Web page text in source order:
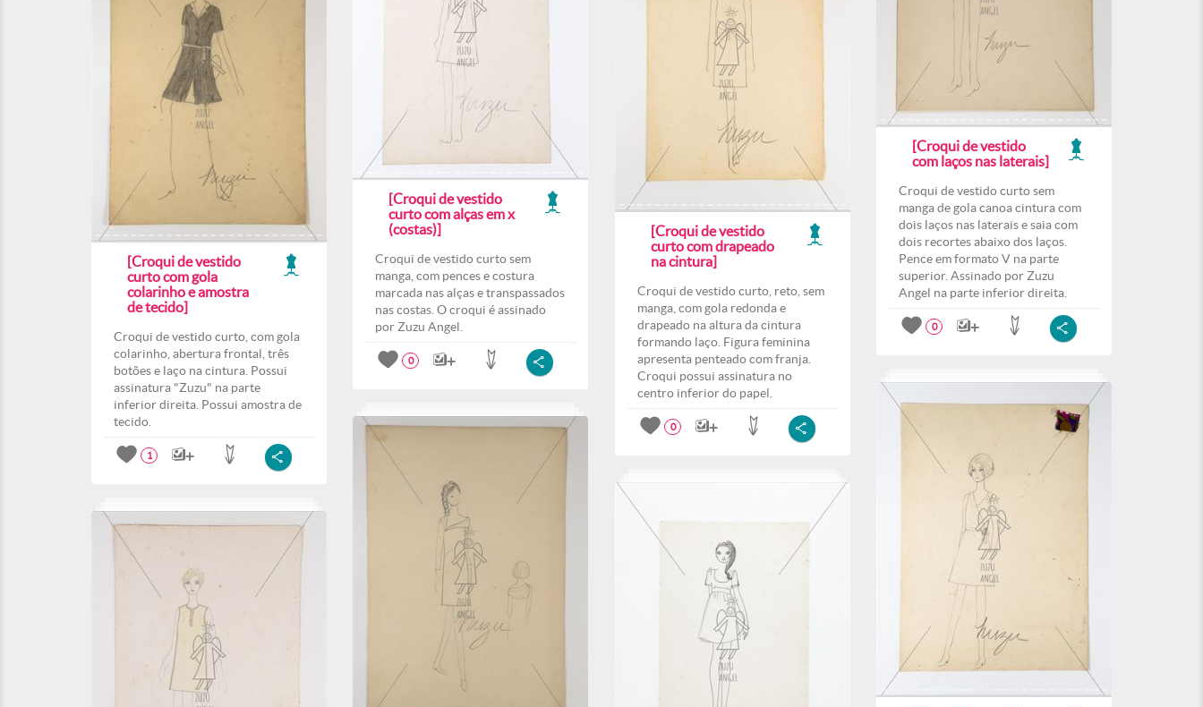
[Croqui de vestido
com laços nas laterais]
Croqui de vestido curto sem
manga de gola canoa cintura com
dois laços nas laterais e saia com
dois recortes abaixo dos laços.
Pence em formato V na parte
superior. Assinado por Zuzu
Angel na parte inferior direita.
0
[Croqui de vestido
curto com alças em x
(costas)]
Croqui de vestido curto sem
manga, com pences e costura
marcada nas alças e transpassados
nas costas. O croqui é assinado
por Zuzu Angel.
0
[Croqui de vestido
curto com drapeado
na cintura]
Croqui de vestido curto, reto, sem
manga, com gola redonda e
drapeado na altura da cintura
formando laço. Figura feminina
apresenta penteado com franja.
Croqui possui assinatura no
centro inferior do papel.
0
[Croqui de vestido
curto com gola
colarinho e amostra
de tecido]
Croqui de vestido curto, com gola
colarinho, abertura frontal, três
botões e laço na cintura. Possui
assinatura "Zuzu" na parte
inferior direita. Possui amostra de
tecido.
1